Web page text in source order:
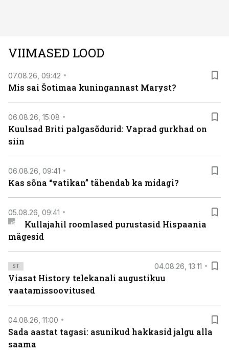
viasathistory.eu/ee
VIIMASED LOOD
07.08.26, 09:42
Mis sai Šotimaa kuningannast Maryst?
06.08.26, 15:08
Kuulsad Briti palgasõdurid: Vaprad gurkhad on
siin
06.08.26, 09:41
Kas sõna “vatikan” tähendab ka midagi?
05.08.26, 09:41
Kullajahil roomlased purustasid Hispaania
mägesid
ST 04.08.26, 13:11
Viasat History telekanali augustikuu
vaatamissoovitused
04.08.26, 11:00
Sada aastat tagasi: asunikud hakkasid jalgu alla
saama